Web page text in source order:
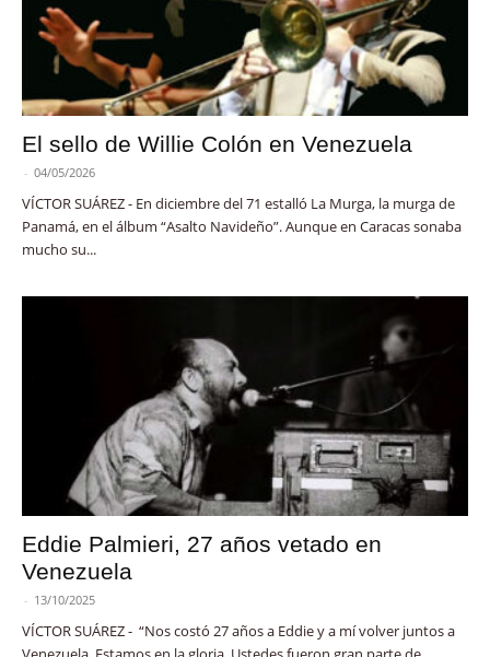
El sello de Willie Colón en Venezuela
- 04/05/2026
VÍCTOR SUÁREZ - En diciembre del 71 estalló La Murga, la murga de
Panamá, en el álbum “Asalto Navideño”. Aunque en Caracas sonaba
mucho su...
Eddie Palmieri, 27 años vetado en
Venezuela
- 13/10/2025
VÍCTOR SUÁREZ - “Nos costó 27 años a Eddie y a mí volver juntos a